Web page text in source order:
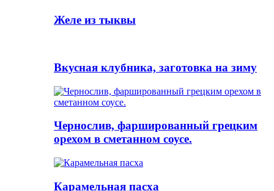
Желе из тыквы
Вкусная клубника, заготовка на зиму
Чернослив, фаршированный грецким
орехом в сметанном соусе.
Карамельная пасха